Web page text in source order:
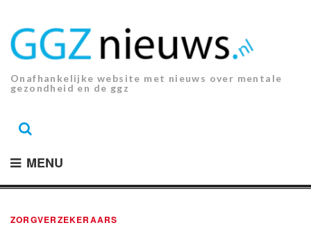
inhoud.
Onafhankelijke website met nieuws over mentale
gezondheid en de ggz
MENU
ZORGVERZEKERAARS